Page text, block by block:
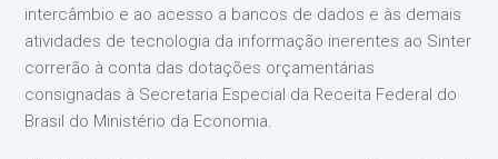
intercâmbio e ao acesso a bancos de dados e às demais
atividades de tecnologia da informação inerentes ao Sinter
correrão à conta das dotações orçamentárias
consignadas à Secretaria Especial da Receita Federal do
Brasil do Ministério da Economia.